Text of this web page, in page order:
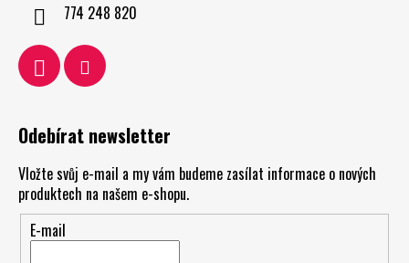
774 248 820
Odebírat newsletter
Vložte svůj e-mail a my vám budeme zasílat informace o nových
produktech na našem e-shopu.
E-mail